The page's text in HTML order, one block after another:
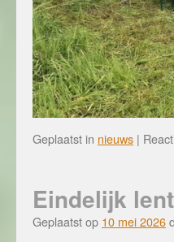
Geplaatst in nieuws |
Eindelijk
Geplaatst op 10 mei 2026